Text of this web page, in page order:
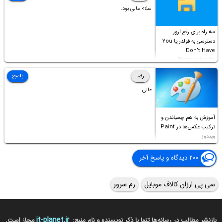
سه راه برای رفع ارور
دسترسی به فولدر یا You
Don’t Have
Permission to
Access this folder
سلام عالی بود.
آموزش به هم چسباندن و
ترکیب عکس‌ها در Paint
ویندوز
رضا
عالی
پاسخ
۲۰۰ دیدگاه و پاسخ آخر
سی پی ارزان کالاف موبایل رم سرور